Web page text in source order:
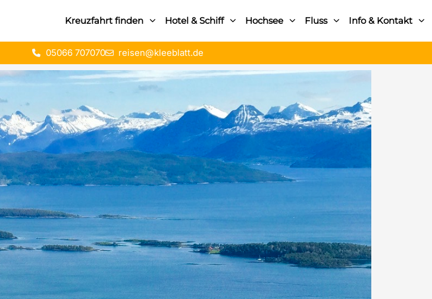
Kreuzfahrt finden Hotel & Schiff Hochsee Fluss Info & Kontakt
05066 707070 reisen@kleeblatt.de